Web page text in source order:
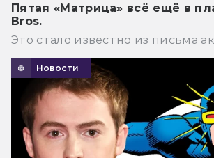
Пятая «Матрица» всё ещё в
Bros.
Это стало известно из письма
Новости